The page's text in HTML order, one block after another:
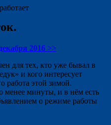
2016 >>
для тех, кто уже бывал в
и кого интересует
работа этой зимой.
менее минуты, и в нём есть
о режиме работы